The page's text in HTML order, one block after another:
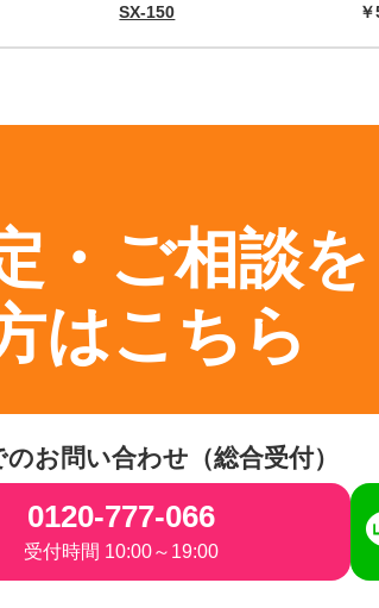
SX-150
・ご相談を
はこちら
お問い合わせ（総合受付）
0120-777-066
受付時間 10:00～19:00